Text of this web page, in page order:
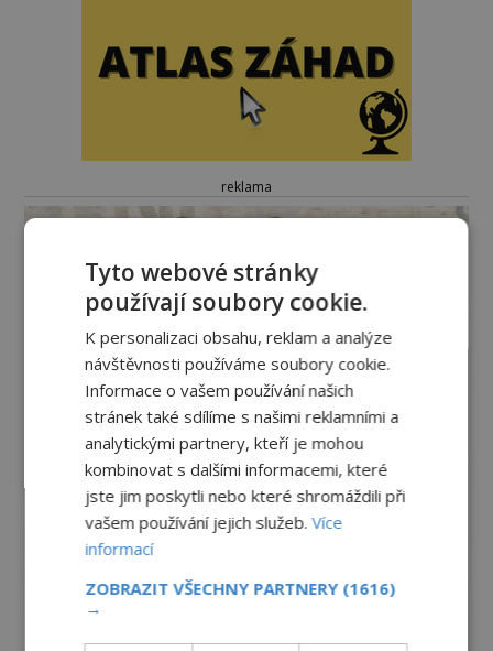
reklama
Tyto webové stránky
používají soubory cookie.
K personalizaci obsahu, reklam a analýze
návštěvnosti používáme soubory cookie.
Informace o vašem používání našich
stránek také sdílíme s našimi reklamními a
analytickými partnery, kteří je mohou
kombinovat s dalšími informacemi, které
jste jim poskytli nebo které shromáždili při
vašem používání jejich služeb.Více
informací
ZOBRAZIT VŠECHNY PARTNERY (1616)
→